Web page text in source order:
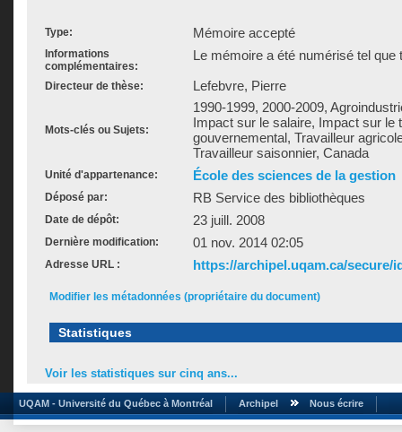
Type: Mémoire accepté
Informations
complémentaires:
Le mémoire a été numérisé tel que
Directeur de thèse: Lefebvre, Pierre
Mots-clés ou Sujets:
1990-1999, 2000-2009,
Impact sur le salaire, Impact sur le
gouvernemental, Travailleur
Travailleur saisonnier, Canada
Unité d'appartenance: École des sciences de la gestion
Déposé par: RB Service des bibliothèques
Date de dépôt: 23 juill. 2008
Dernière modification: 01 nov. 2014 02:05
Adresse URL : https://archipel.uqam.ca/secure/
Modifier les métadonnées (propriétaire du document)
Statistiques
Voir les statistiques sur cinq ans...
UQAM - Université du Québec à Montréal Archipel Nous écrire